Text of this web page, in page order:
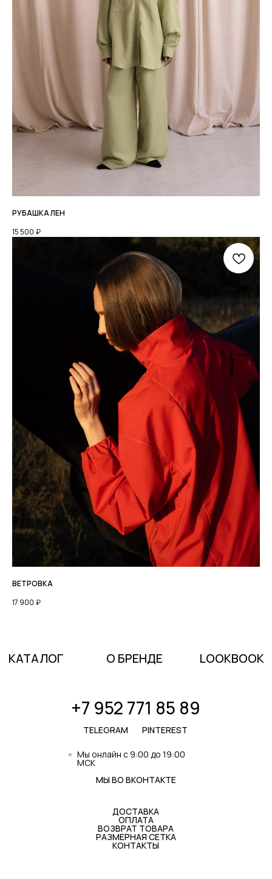
РУБАШКА ЛЕН
15 500 ₽
ВЕТРОВКА
17 900 ₽
© 2026 ВСЕ ПРАВА ЗАЩИЩЕНЫ.
РАЗРАБОТКА: ANFALOVA.ART
ВКОНТАКТЕ
ПОЛИТИКА КОНФИДЕНЦИАЛЬНОСТИ
ДОСТАВКА
ОПЛАТА
ВОЗВРАТ ТОВАРА
РАЗМЕРНАЯ СЕТКА
Мы онлайн с 9:00 до 19:00